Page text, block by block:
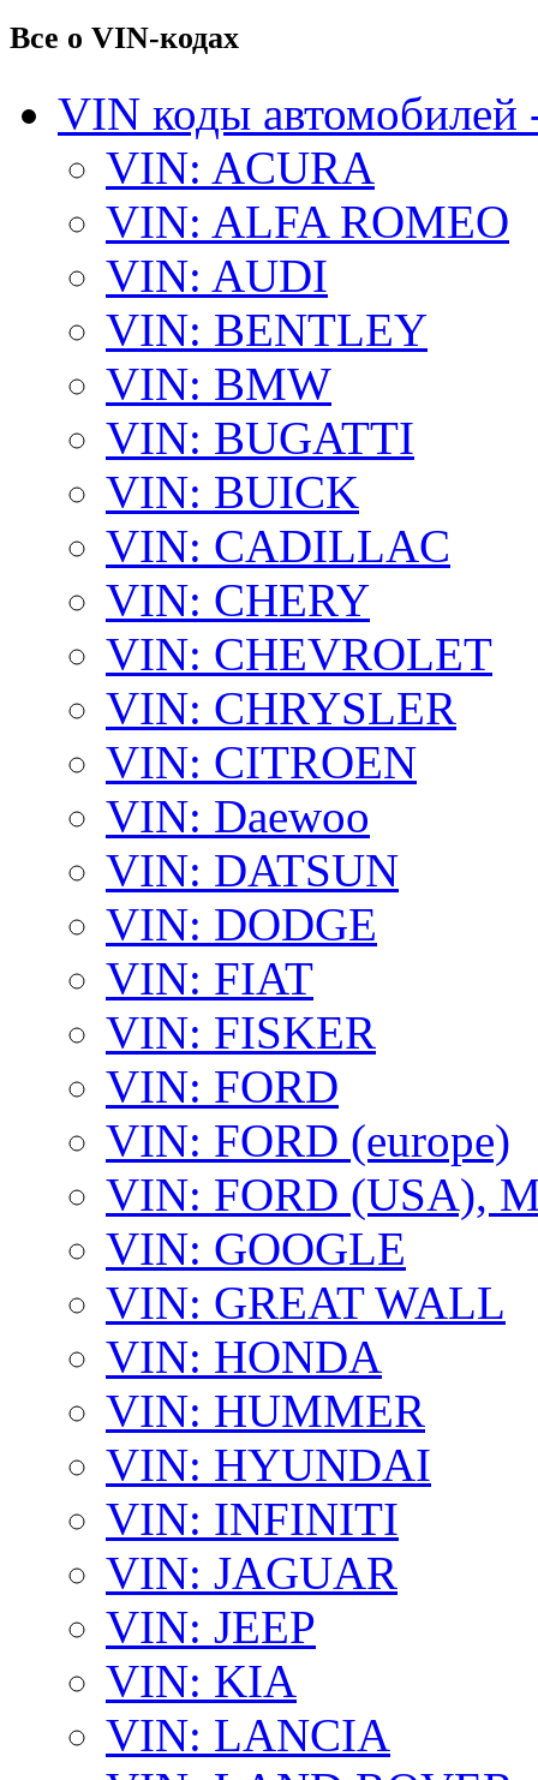
Все о VIN-кодах
VIN коды автомобилей
VIN: ACURA
VIN: ALFA ROMEO
VIN: AUDI
VIN: BENTLEY
VIN: BMW
VIN: BUGATTI
VIN: BUICK
VIN: CADILLAC
VIN: CHERY
VIN: CHEVROLET
VIN: CHRYSLER
VIN: CITROEN
VIN: Daewoo
VIN: DATSUN
VIN: DODGE
VIN: FIAT
VIN: FISKER
VIN: FORD
VIN: FORD (europe)
VIN: FORD (USA),
VIN: GOOGLE
VIN: GREAT WALL
VIN: HONDA
VIN: HUMMER
VIN: HYUNDAI
VIN: INFINITI
VIN: JAGUAR
VIN: JEEP
VIN: KIA
VIN: LANCIA